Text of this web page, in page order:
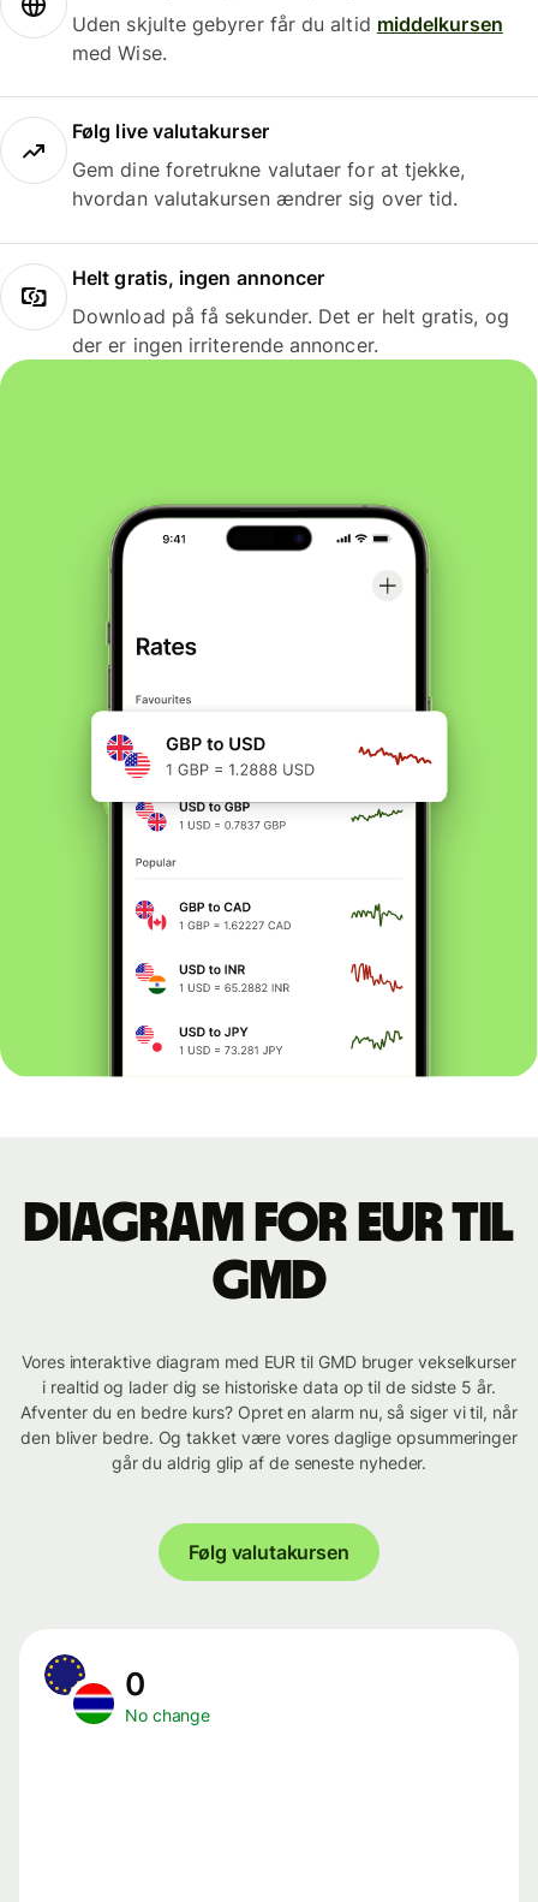
Uden skjulte gebyrer får du altid middelkursen
med Wise.
Følg live valutakurser
Gem dine foretrukne valutaer for at tjekke,
hvordan valutakursen ændrer sig over tid.
Helt gratis, ingen annoncer
Download på få sekunder. Det er helt gratis, og
der er ingen irriterende annoncer.
Diagram for EUR til
GMD
Vores interaktive diagram med EUR til GMD bruger vekselkurser
i realtid og lader dig se historiske data op til de sidste 5 år.
Afventer du en bedre kurs? Opret en alarm nu, så siger vi til, når
den bliver bedre. Og takket være vores daglige opsummeringer
går du aldrig glip af de seneste nyheder.
Følg valutakursen
0
No change